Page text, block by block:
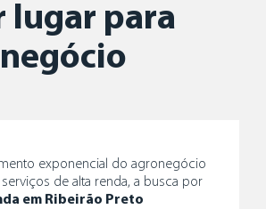
lugar para
exponencial do agronegócio
de alta renda, a busca por
em Ribeirão Preto